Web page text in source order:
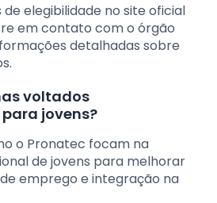
elegibilidade no site oficial
em contato com o órgão
detalhadas sobre
voltados
jovens?
o Pronatec focam na
de jovens para melhorar
emprego e integração na